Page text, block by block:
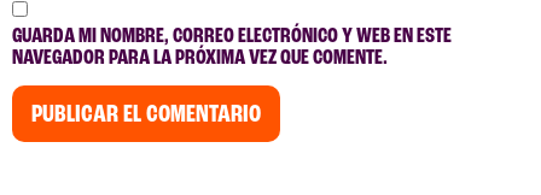
GUARDA MI NOMBRE, CORREO ELECTRÓNICO Y WEB EN ESTE
NAVEGADOR PARA LA PRÓXIMA VEZ QUE COMENTE.